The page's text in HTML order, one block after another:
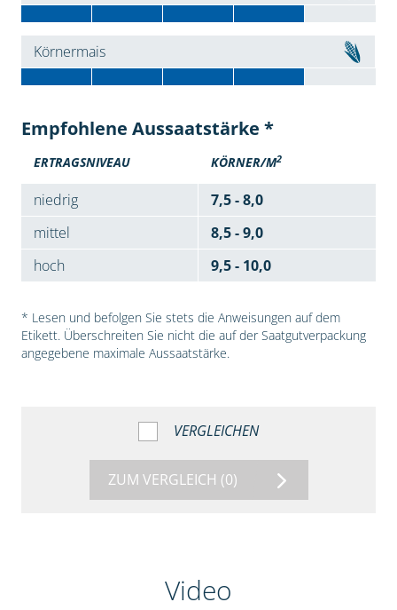
Körnermais
Empfohlene Aussaatstärke *
ERTRAGSNIVEAU KÖRNER/M2
niedrig
7,5 - 8,0
mittel
8,5 - 9,0
hoch
9,5 - 10,0
* Lesen und befolgen Sie stets die Anweisungen auf dem
Etikett. Überschreiten Sie nicht die auf der Saatgutverpackung
angegebene maximale Aussaatstärke.
VERGLEICHEN
ZUM VERGLEICH (0)
Video